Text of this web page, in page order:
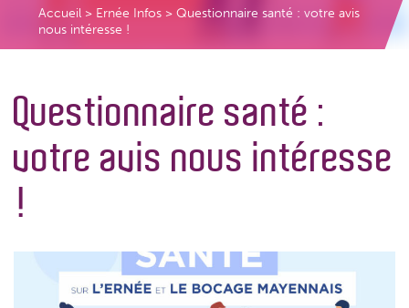
Accueil > Ernée Infos > Questionnaire santé : votre avis
nous intéresse !
Questionnaire santé :
votre avis nous intéresse
!